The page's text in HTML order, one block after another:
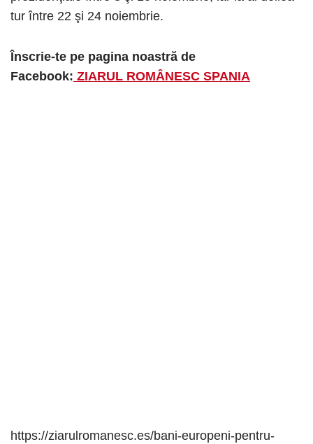
tur între 22 şi 24 noiembrie.
Înscrie-te pe pagina noastră de
Facebook: ZIARUL ROMÂNESC SPANIA
https://ziarulromanesc.es/bani-europeni-pentru-